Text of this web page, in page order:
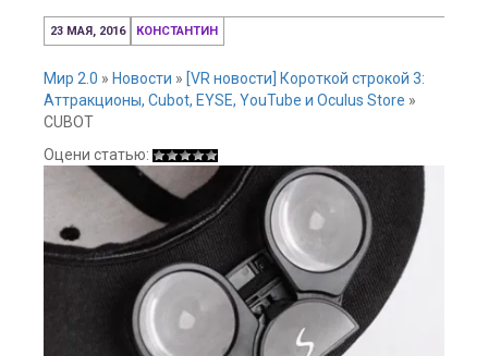
23 МАЯ, 2016
23
мая,
КОНСТАНТИН
Мир 2.0 » Новости » [VR новости] Короткой строкой 3:
Аттракционы, Cubot, EYSE, YouTube и Oculus Store »
CUBOT
Оцени статью: